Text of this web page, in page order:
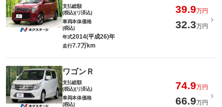
支払総額
(税込)(リ済込)
39.9万円
車両本体価格
(税込)
32.3万円
年式2014(平成26)年
走行7.7万km
ワゴンＲ
支払総額
(税込)(リ済込)
74.9万円
車両本体価格
(税込)
66.9万円